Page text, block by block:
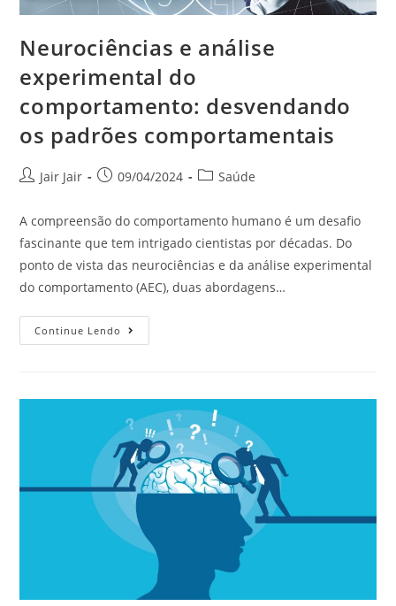
Neurociências e análise
experimental do
comportamento: desvendando
os padrões comportamentais
Jair Jair 09/04/2024 Saúde
A compreensão do comportamento humano é um desafio
fascinante que tem intrigado cientistas por décadas. Do
ponto de vista das neurociências e da análise experimental
do comportamento (AEC), duas abordagens…
Continue Lendo